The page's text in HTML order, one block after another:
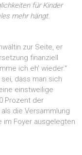
für Kinder
mehr hängt.
zur Seite, er
finanziell
ich eh’ wieder.“
dass man sich
einstweilige
Prozent der
die Versammlung
im Foyer ausgelegten